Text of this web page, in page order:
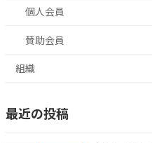
個人会員
賛助会員
組織
最近の投稿